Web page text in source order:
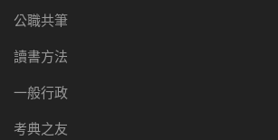
公職共筆
讀書方法
一般行政
考典之友